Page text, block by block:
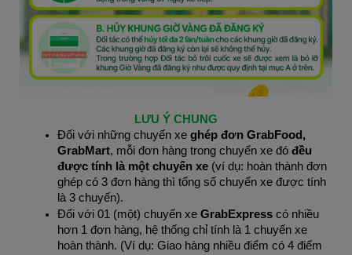
LƯU Ý CHUNG
Đối với những chuyến xe ghép đơn GrabFood,
GrabMart, mỗi đơn hàng trong chuyến xe đó đều
được tính là một chuyến xe (ví dụ: hoàn thành đơn
ghép có 3 đơn hàng thì tổng số chuyến xe được tính
là 3 chuyến).
Đối với 01 (một) chuyến xe GrabExpress có nhiều
hơn 1 đơn hàng, hệ thống chỉ tính là 1 chuyến xe
hoàn thành. (Ví dụ: Giao hàng nhiều điểm có 4 điểm